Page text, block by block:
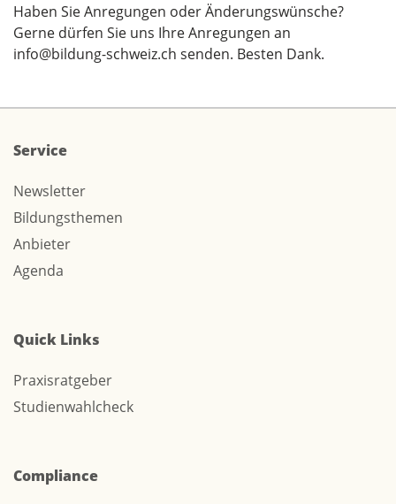
Haben Sie Anregungen oder Änderungswünsche?
Gerne dürfen Sie uns Ihre Anregungen an
info@bildung-schweiz.ch senden. Besten Dank.
Service
Newsletter
Bildungsthemen
Anbieter
Agenda
Quick Links
Praxisratgeber
Studienwahlcheck
Compliance